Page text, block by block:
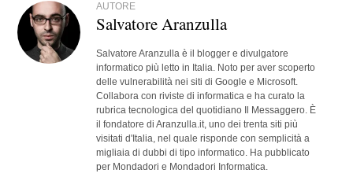
AUTORE
Salvatore Aranzulla
Salvatore Aranzulla è il blogger e divulgatore
informatico più letto in Italia. Noto per aver scoperto
delle vulnerabilità nei siti di Google e Microsoft.
Collabora con riviste di informatica e ha curato la
rubrica tecnologica del quotidiano Il Messaggero. È
il fondatore di Aranzulla.it, uno dei trenta siti più
visitati d'Italia, nel quale risponde con semplicità a
migliaia di dubbi di tipo informatico. Ha pubblicato
per Mondadori e Mondadori Informatica.